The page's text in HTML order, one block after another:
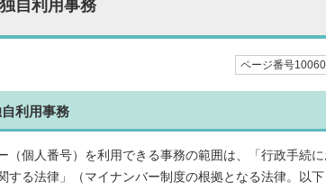
自利用事務
ページ番号
利用事務
（個人番号）を利用できる事務の範囲は、「行政手続
する法律」（マイナンバー制度の根拠となる法律。以